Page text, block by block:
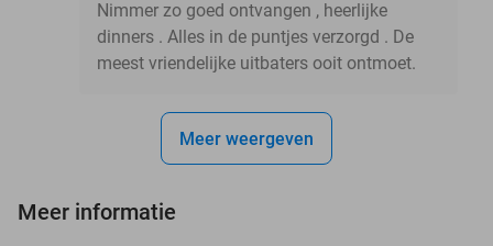
Nimmer zo goed ontvangen , heerlijke
dinners . Alles in de puntjes verzorgd . De
meest vriendelijke uitbaters ooit ontmoet.
Meer weergeven
Meer informatie